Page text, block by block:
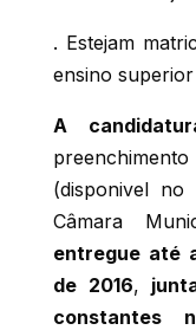
. Estejam
ensino
A
(disponivel
Câmara
entregue até
de 2016,